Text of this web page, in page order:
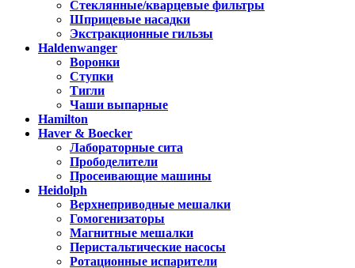
Стеклянные/кварцевые фильтры
Шприцевые насадки
Экстракционные гильзы
Haldenwanger
Воронки
Ступки
Тигли
Чаши выпарные
Hamilton
Haver & Boecker
Лабораторные сита
Прободелители
Просеивающие машины
Heidolph
Верхнеприводные мешалки
Гомогенизаторы
Магнитные мешалки
Перистальтические насосы
Ротационные испарители